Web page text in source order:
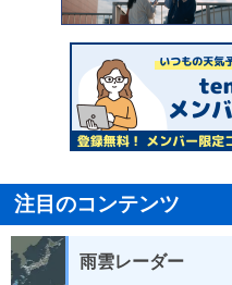
注目のコンテンツ
雨雲レーダー